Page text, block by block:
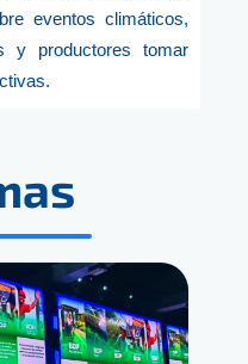
eventos climáticos,
y productores tomar